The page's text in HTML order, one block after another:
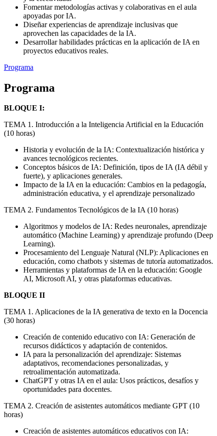
Fomentar metodologías activas y colaborativas en el aula
apoyadas por IA.
Diseñar experiencias de aprendizaje inclusivas que
aprovechen las capacidades de la IA.
Desarrollar habilidades prácticas en la aplicación de IA en
proyectos educativos reales.
Programa
Programa
BLOQUE I:
TEMA 1. Introducción a la Inteligencia Artificial en la Educación
(10 horas)
Historia y evolución de la IA: Contextualización histórica y
avances tecnológicos recientes.
Conceptos básicos de IA: Definición, tipos de IA (IA débil y
fuerte), y aplicaciones generales.
Impacto de la IA en la educación: Cambios en la pedagogía,
administración educativa, y el aprendizaje personalizado
TEMA 2. Fundamentos Tecnológicos de la IA (10 horas)
Algoritmos y modelos de IA: Redes neuronales, aprendizaje
automático (Machine Learning) y aprendizaje profundo (Deep
Learning).
Procesamiento del Lenguaje Natural (NLP): Aplicaciones en
educación, como chatbots y sistemas de tutoría automatizados.
Herramientas y plataformas de IA en la educación: Google
AI, Microsoft AI, y otras plataformas educativas.
BLOQUE II
TEMA 1. Aplicaciones de la IA generativa de texto en la Docencia
(30 horas)
Creación de contenido educativo con IA: Generación de
recursos didácticos y adaptación de contenidos.
IA para la personalización del aprendizaje: Sistemas
adaptativos, recomendaciones personalizadas, y
retroalimentación automatizada.
ChatGPT y otras IA en el aula: Usos prácticos, desafíos y
oportunidades para docentes.
TEMA 2. Creación de asistentes automáticos mediante GPT (10
horas)
Creación de asistentes automáticos educativos con IA: